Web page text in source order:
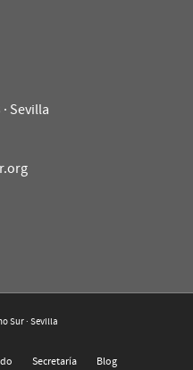
Sevilla
Sur · Sevilla
Secretaría Blog